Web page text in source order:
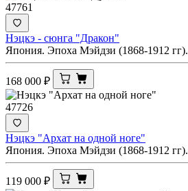
47761
Нэцкэ - сюнга "Дракон"
Япония. Эпоха Мэйдзи (1868-1912 гг).
168 000 ₽
47726
Нэцкэ "Архат на одной ноге"
Япония. Эпоха Мэйдзи (1868-1912 гг).
119 000 ₽